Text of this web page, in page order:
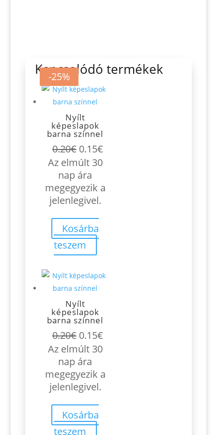
Kapcsolódó termékek
-25%
Nyílt
képeslapok
barna színnel
0.20€ Original
price
was:
0.20€.
0.15€Current
price
0.15€.
Az elmúlt 30
nap ára
megegyezik a
jelenlegivel.
Kosárba
teszem
-25%
Nyílt
képeslapok
barna színnel
0.20€ Original
price
was:
0.20€.
0.15€Current
price
0.15€.
Az elmúlt 30
nap ára
megegyezik a
jelenlegivel.
Kosárba
teszem
-25%